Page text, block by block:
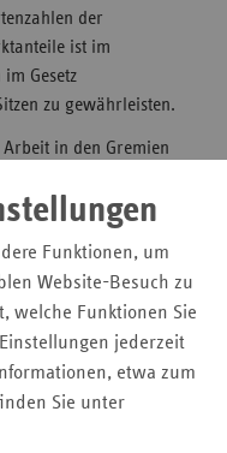
Funktionen, um
Website-Besuch zu
welche Funktionen Sie
jederzeit
etwa zum
Sie unter
der
ist im
Gesetz
zu gewährleisten.
in den Gremien
des Vorstandes des
bedürfen, ist de
nur die hauptamtlichen
sollen, diese
Einzelinteressen
nicht